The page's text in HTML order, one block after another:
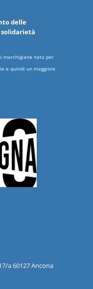
delle
solidarietà
marchigiane nata per
e quindi un maggiore
a 60127 Ancona